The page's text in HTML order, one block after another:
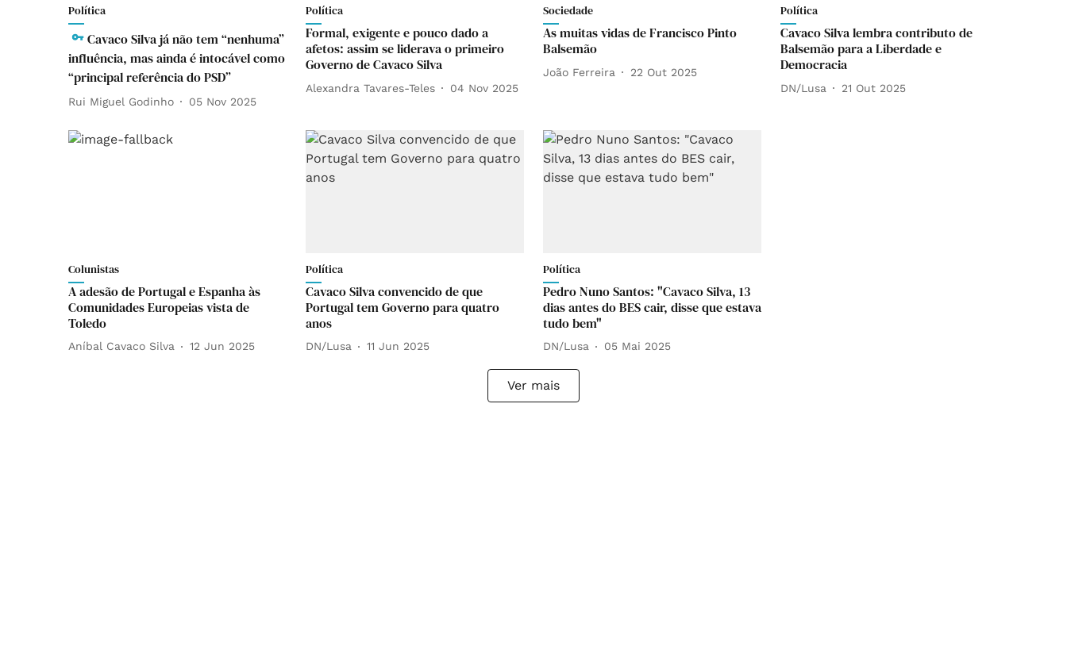
Política
Cavaco Silva já não tem “nenhuma”
influência, mas ainda é intocável como
“principal referência do PSD”
Rui Miguel Godinho 05 Nov 2025
Política
Formal, exigente e pouco dado a
afetos: assim se liderava o primeiro
Governo de Cavaco Silva
Alexandra Tavares-Teles 04 Nov 2025
Sociedade
As muitas vidas de Francisco Pinto
Balsemão
João Ferreira 22 Out 2025
Política
Cavaco Silva lembra contributo de
Balsemão para a Liberdade e
Democracia
DN/Lusa 21 Out 2025
Colunistas
A adesão de Portugal e Espanha às
Comunidades Europeias vista de
Toledo
Aníbal Cavaco Silva 12 Jun 2025
Política
Cavaco Silva convencido de que
Portugal tem Governo para quatro
anos
DN/Lusa 11 Jun 2025
Política
Pedro Nuno Santos: "Cavaco Silva, 13
dias antes do BES cair, disse que estava
tudo bem"
DN/Lusa 05 Mai 2025
Ver mais